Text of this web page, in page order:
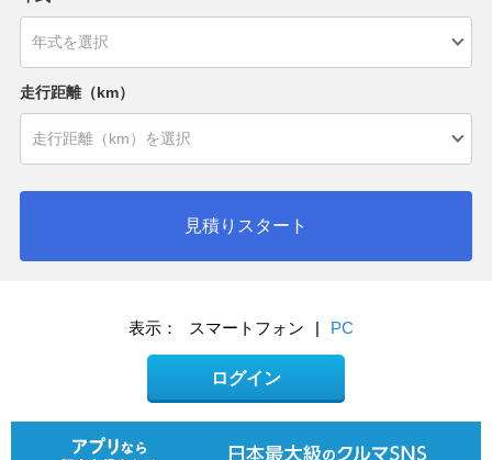
走行距離（km）
見積りスタート
表示： スマートフォン PC
ログイン